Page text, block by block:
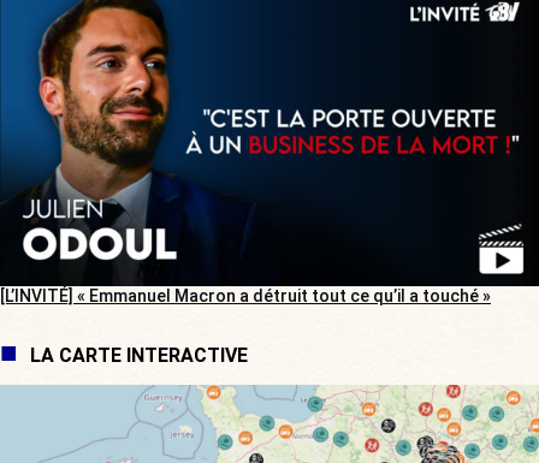
[L’INVITÉ] « Emmanuel Macron a détruit tout ce qu’il a touché »
LA CARTE INTERACTIVE